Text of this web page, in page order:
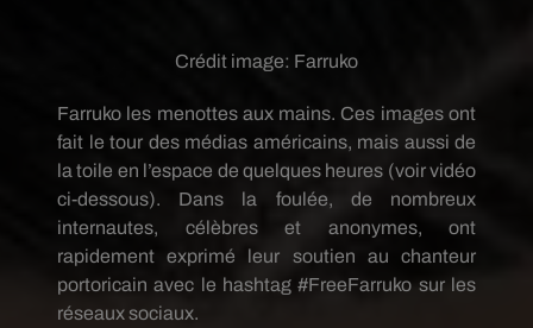
Crédit image: Farruko
Farruko les menottes aux mains. Ces images ont
fait le tour des médias américains, mais aussi de
la toile en l’espace de quelques heures (voir vidéo
ci-dessous).
Dans la foulée, de nombreux
internautes, célèbres et anonymes, ont
rapidement exprimé leur soutien au chanteur
portoricain avec le hashtag #FreeFarruko sur les
réseaux sociaux.